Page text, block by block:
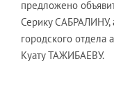
предложено
Серику САБРАЛИНУ,
городского отдела
Куату ТАЖИБАЕВУ.